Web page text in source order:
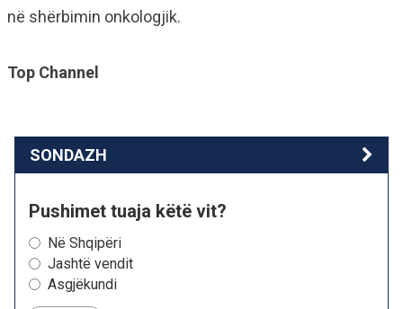
në shërbimin onkologjik.
Top Channel
SONDAZH
Pushimet tuaja këtë vit?
Në Shqipëri
Jashtë vendit
Asgjëkundi